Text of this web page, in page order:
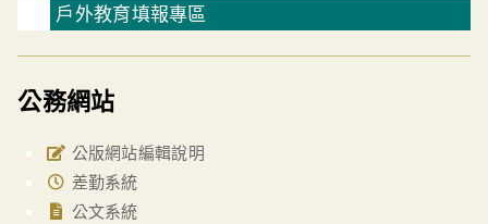
戶外教育填報專區
公務網站
公版網站編輯說明
差勤系統
公文系統